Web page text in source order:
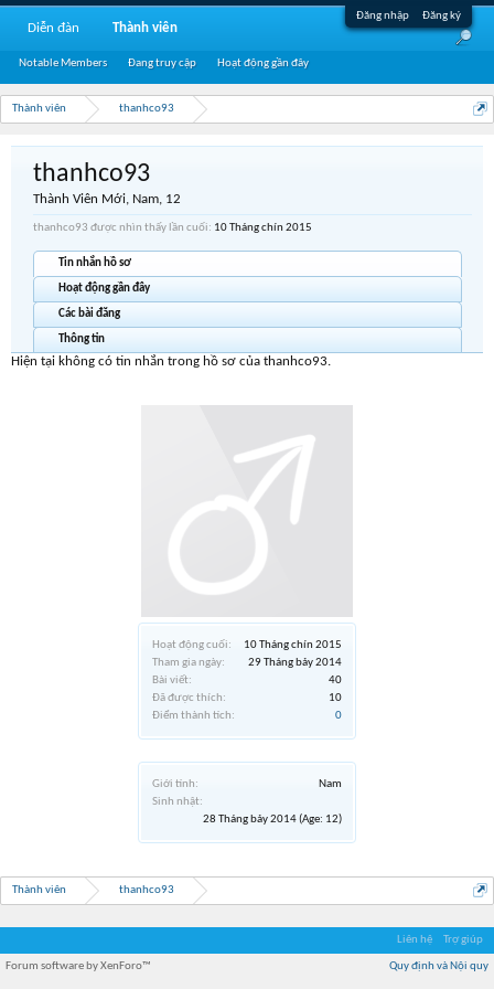
Đăng nhập Đăng ký
Thành viên thanhco93
Hoạt động cuối:
10 Tháng chín 2015
Tham gia ngày:
29 Tháng bảy 2014
Bài viết:
40
Đã được thích:
10
Điểm thành tích:
0
Giới tính:
Nam
Sinh nhật:
28 Tháng bảy 2014(Age: 12)
thanhco93
Thành Viên Mới, Nam, 12
thanhco93 được nhìn thấy lần cuối: 10 Tháng chín 2015
Tin nhắn hồ sơ
Hoạt động gần đây
Các bài đăng
Thông tin
Hiện tại không có tin nhắn trong hồ sơ của thanhco93.
Thành viên thanhco93
Diễn đàn Thành viên
Notable Members Đang truy cập Hoạt động gần đây
Liên hệ Trợ giúp
Quy định và Nội quy
Forum software by XenForo™